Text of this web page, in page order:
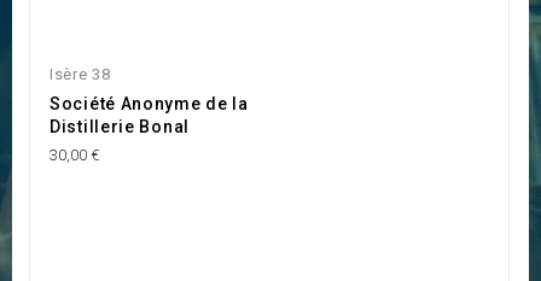
Isère 38
Société Anonyme de la
Distillerie Bonal
30,00 €